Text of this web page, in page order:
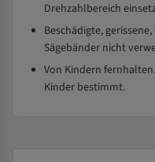
Drehzahlbereich
Beschädigte,
Sägebänder nicht
Von Kindern
Kinder bestimmt.